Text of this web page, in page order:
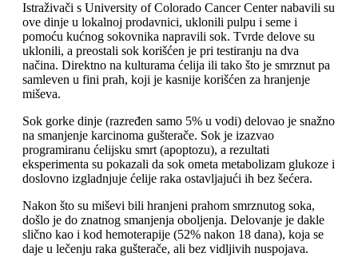
Istraživači s University of Colorado Cancer Center nabavili su
ove dinje u lokalnoj prodavnici, uklonili pulpu i seme i
pomoću kućnog sokovnika napravili sok. Tvrde delove su
uklonili, a preostali sok korišćen je pri testiranju na dva
načina. Direktno na kulturama ćelija ili tako što je smrznut pa
samleven u fini prah, koji je kasnije korišćen za hranjenje
miševa.
Sok gorke dinje (razređen samo 5% u vodi) delovao je snažno
na smanjenje karcinoma gušterače. Sok je izazvao
programiranu ćelijsku smrt (apoptozu), a rezultati
eksperimenta su pokazali da sok ometa metabolizam glukoze i
doslovno izgladnjuje ćelije raka ostavljajući ih bez šećera.
Nakon što su miševi bili hranjeni prahom smrznutog soka,
došlo je do znatnog smanjenja oboljenja. Delovanje je dakle
slično kao i kod hemoterapije (52% nakon 18 dana), koja se
daje u lečenju raka gušterače, ali bez vidljivih nuspojava.